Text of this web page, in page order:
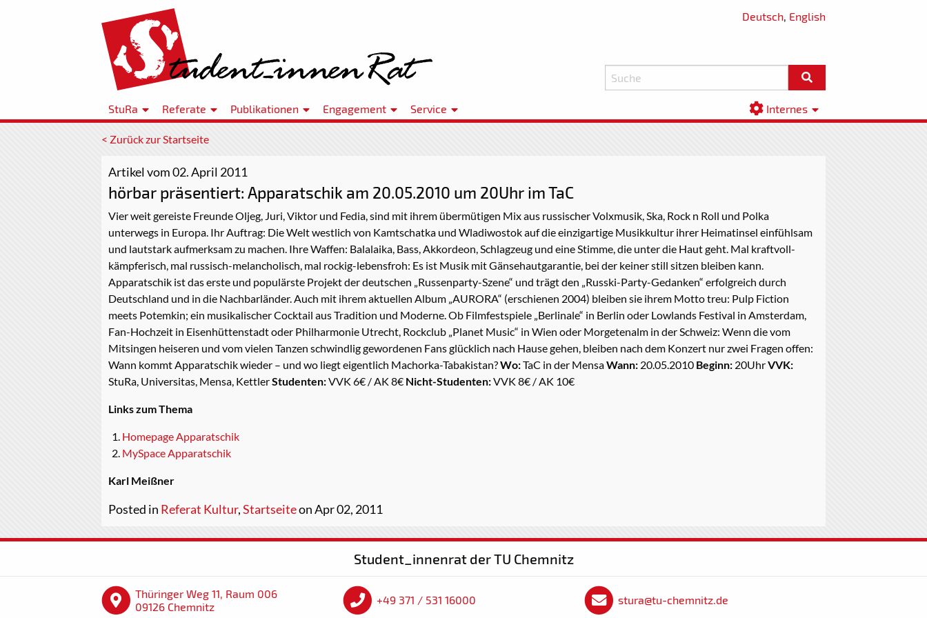
Deutsch, English
StuRa Referate Publikationen Engagement Service Internes
< Zurück zur Startseite
Artikel vom 02. April 2011
hörbar präsentiert: Apparatschik am 20.05.2010 um 20Uhr im TaC
Vier weit gereiste Freunde Oljeg, Juri, Viktor und Fedia, sind mit ihrem übermütigen Mix aus russischer Volxmusik, Ska, Rock n Roll und Polka
unterwegs in Europa. Ihr Auftrag: Die Welt westlich von Kamtschatka und Wladiwostok auf die einzigartige Musikkultur ihrer Heimatinsel einfühlsam
und lautstark aufmerksam zu machen. Ihre Waffen: Balalaika, Bass, Akkordeon, Schlagzeug und eine Stimme, die unter die Haut geht. Mal kraftvoll-
kämpferisch, mal russisch-melancholisch, mal rockig-lebensfroh: Es ist Musik mit Gänsehautgarantie, bei der keiner still sitzen bleiben kann.
Apparatschik ist das erste und populärste Projekt der deutschen „Russenparty-Szene“ und trägt den „Russki-Party-Gedanken“ erfolgreich durch
Deutschland und in die Nachbarländer. Auch mit ihrem aktuellen Album „AURORA“ (erschienen 2004) bleiben sie ihrem Motto treu: Pulp Fiction
meets Potemkin; ein musikalischer Cocktail aus Tradition und Moderne. Ob Filmfestspiele „Berlinale“ in Berlin oder Lowlands Festival in Amsterdam,
Fan-Hochzeit in Eisenhüttenstadt oder Philharmonie Utrecht, Rockclub „Planet Music“ in Wien oder Morgetenalm in der Schweiz: Wenn die vom
Mitsingen heiseren und vom vielen Tanzen schwindlig gewordenen Fans glücklich nach Hause gehen, bleiben nach dem Konzert nur zwei Fragen offen:
Wann kommt Apparatschik wieder – und wo liegt eigentlich Machorka-Tabakistan?Wo:TaC in der MensaWann: 20.05.2010 Beginn: 20UhrVVK:
StuRa, Universitas, Mensa, KettlerStudenten:VVK 6€ / AK 8€ Nicht-Studenten:VVK 8€ / AK 10€
Links zum Thema
Homepage Apparatschik
MySpace Apparatschik
Karl Meißner
Posted in Referat Kultur,Startseiteon Apr 02, 2011
Student_innenrat der TU Chemnitz
Thüringer Weg 11, Raum 006
09126 Chemnitz
+49 371 / 531 16000 stura@tu-chemnitz.de